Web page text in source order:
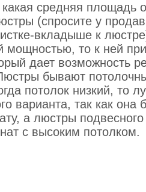
какая средняя площадь
(спросите у
вкладыше к
мощностью, то к ней
дает возможность
бывают
потолок низкий, то
варианта, так как она
а люстры подвесного
с высоким потолком.